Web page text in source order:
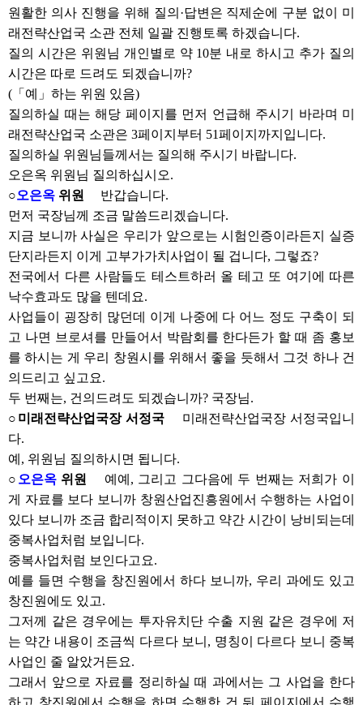
원활한 의사 진행을 위해 질의·답변은 직제순에 구분 없이 미
래전략산업국 소관 전체 일괄 진행토록 하겠습니다.
질의 시간은 위원님 개인별로 약 10분 내로 하시고 추가 질의
시간은 따로 드려도 되겠습니까?
(「예」하는 위원 있음)
질의하실 때는 해당 페이지를 먼저 언급해 주시기 바라며 미
래전략산업국 소관은 3페이지부터 51페이지까지입니다.
질의하실 위원님들께서는 질의해 주시기 바랍니다.
오은옥 위원님 질의하십시오.
○오은옥 위원
반갑습니다.
먼저 국장님께 조금 말씀드리겠습니다.
지금 보니까 사실은 우리가 앞으로는 시험인증이라든지 실증
단지라든지 이게 고부가가치사업이 될 겁니다, 그렇죠?
전국에서 다른 사람들도 테스트하러 올 테고 또 여기에 따른
낙수효과도 많을 텐데요.
사업들이 굉장히 많던데 이게 나중에 다 어느 정도 구축이 되
고 나면 브로셔를 만들어서 박람회를 한다든가 할 때 좀 홍보
를 하시는 게 우리 창원시를 위해서 좋을 듯해서 그것 하나 건
의드리고 싶고요.
두 번째는, 건의드려도 되겠습니까? 국장님.
○미래전략산업국장 서정국
미래전략산업국장 서정국입니
다.
예, 위원님 질의하시면 됩니다.
○ 오은옥위원
예예, 그리고 그다음에 두 번째는 저희가 이
게 자료를 보다 보니까 창원산업진흥원에서 수행하는 사업이
있다 보니까 조금 합리적이지 못하고 약간 시간이 낭비되는데
중복사업처럼 보입니다.
중복사업처럼 보인다고요.
예를 들면 수행을 창진원에서 하다 보니까, 우리 과에도 있고
창진원에도 있고.
그저께 같은 경우에는 투자유치단 수출 지원 같은 경우에 저
는 약간 내용이 조금씩 다르다 보니, 명칭이 다르다 보니 중복
사업인 줄 알았거든요.
그래서 앞으로 자료를 정리하실 때 과에서는 그 사업을 한다
하고 창진원에서 수행을 하면 수행한 건 뒤 페이지에서 수행